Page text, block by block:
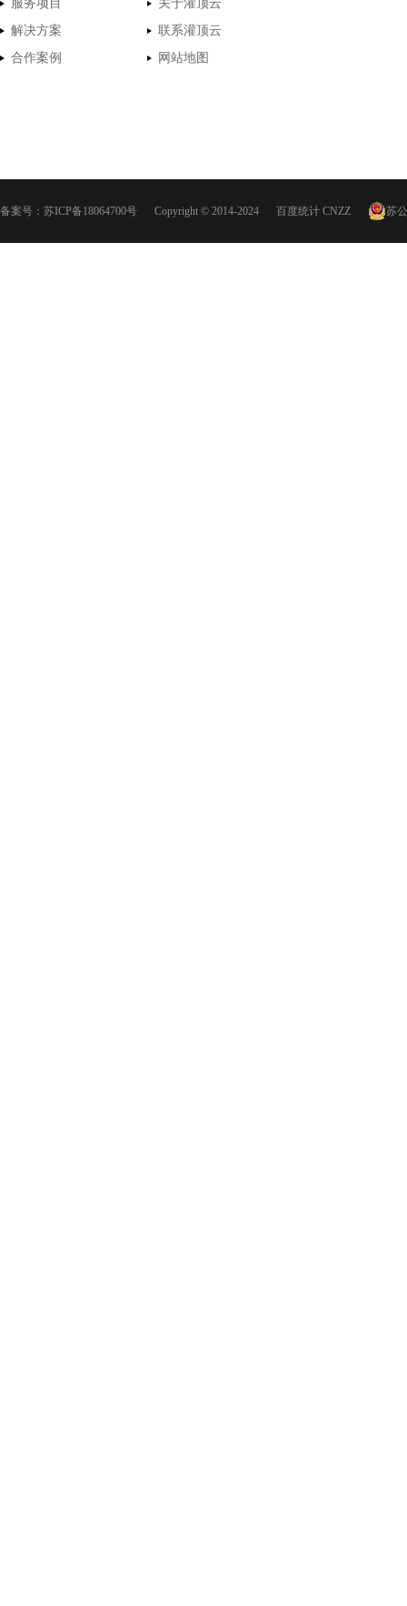
服务项目
关于灌顶云
解决方案
联系灌顶云
合作案例
网站地图
备案号： 苏ICP备18064700号 Copyright © 2014-2024 百度统计 CNZZ 苏